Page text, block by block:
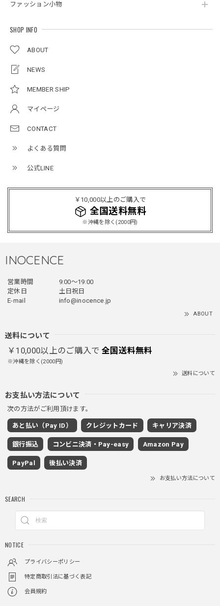
ファッション小物
SHOP INFO
ABOUT
NEWS
MEMBER SHIP
マイページ
CONTACT
よくある質問
公式LINE
￥10,000以上のご購入で
全国送料無料
※沖縄を除く(2000円)
ボタンアクセント ポロシャツ / Button Accent Polo Shirt
レッドめちゃくちゃカッコイイし可愛いです！こういうのっ
てあまり他のお店で売ってないようなデザインだと思うので
買って良かったです！！ただ写真の通り袖の方が明らかに長
ブラック/L
2025/12/24
首しまる！ってなるから全部は閉めずに使うかも。 チャッ
2025/11/28
グレー/M
2025/11/28
着心地もいいしカジュアル味が出ていい
クロスチャーム ビーズウォレットチェーン / CROSS CHARM BEADS WALLET CHAIN
しっかりと重さがあるので安っぽくなく値段に見合ったクオ
リティ
INOCENCE
営業時間
9:00〜19:00
定休日
土日祝日
E-mail
info@inocence.jp
ABOUT
送料について
￥10,000以上のご購入で 全国送料無料
※沖縄を除く(2000円)
送料について
お支払い方法について
次の方法がご利用頂けます。
あと払い（Pay ID） クレジットカード キャリア決済
銀行振込 コンビニ決済・Pay-easy Amazon Pay
PayPal 後払い決済
お支払い方法について
SEARCH
NOTICE
プライバシーポリシー
特定商取引法に基づく表記
会員規約